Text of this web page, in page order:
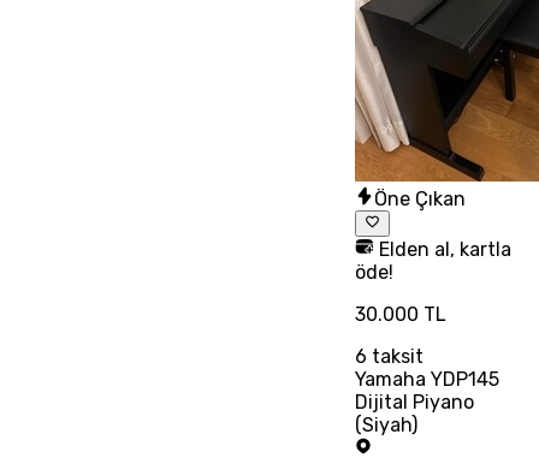
Öne Çıkan
Elden al, kartla
öde!
30.000 TL
6 taksit
Yamaha YDP145
Dijital Piyano
(Siyah)